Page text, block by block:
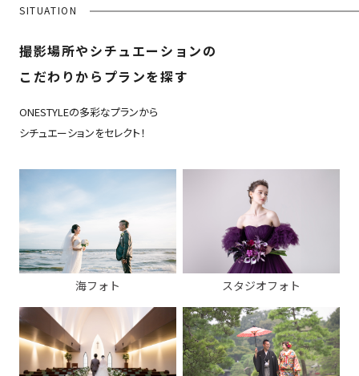
SITUATION
撮影場所やシチュエーションの
こだわりからプランを探す
ONESTYLEの多彩なプランから
シチュエーションをセレクト！
海フォト スタジオフォト